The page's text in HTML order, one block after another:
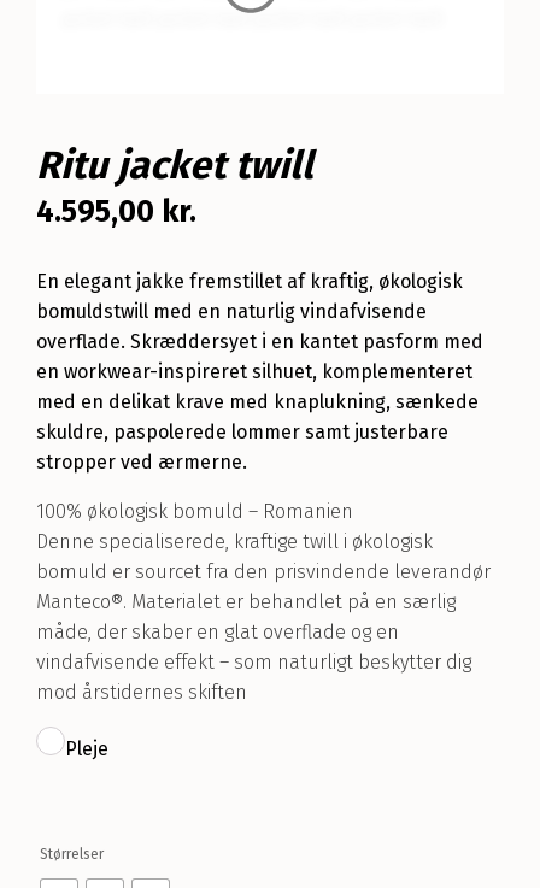
Ritu jacket twill
4.595,00 kr.
En elegant jakke fremstillet af kraftig, økologisk
bomuldstwill med en naturlig vindafvisende
overflade. Skræddersyet i en kantet pasform med
en workwear-inspireret silhuet, komplementeret
med en delikat krave med knaplukning, sænkede
skuldre, paspolerede lommer samt justerbare
stropper ved ærmerne.
100% økologisk bomuld – Romanien
Denne specialiserede, kraftige twill i økologisk
bomuld er sourcet fra den prisvindende leverandør
Manteco®. Materialet er behandlet på en særlig
måde, der skaber en glat overflade og en
vindafvisende effekt – som naturligt beskytter dig
mod årstidernes skiften
Pleje
Størrelser